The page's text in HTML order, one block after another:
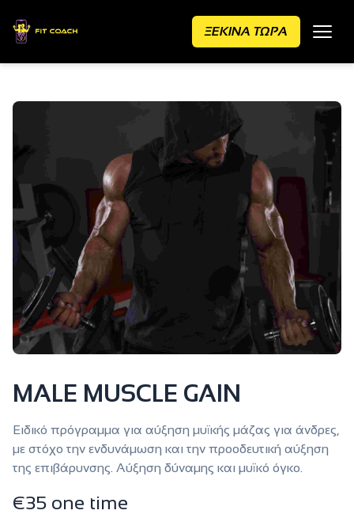
ΞΕΚΙΝΑ ΤΩΡΑ
MALE MUSCLE GAIN
Ειδικό πρόγραμμα για αύξηση μυϊκής μάζας για άνδρες,
με στόχο την ενδυνάμωση και την προοδευτική αύξηση
της επιβάρυνσης. Αύξηση δύναμης και μυϊκό όγκο.
€35 one time